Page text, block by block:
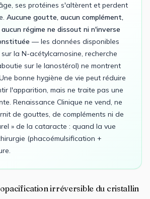
ses protéines s'altèrent et perdent
Aucune goutte, aucun complément,
régime ne dissout ni n'inverse
— les données disponibles
la N-acétylcarnosine, recherche
sur le lanostérol) ne montrent
bonne hygiène de vie peut réduire
l'apparition, mais ne traite pas une
Renaissance Clinique ne vend, ne
de gouttes, de compléments ni de
» de la cataracte : quand la vue
(phacoémulsification +
opacification irréversible du cristallin